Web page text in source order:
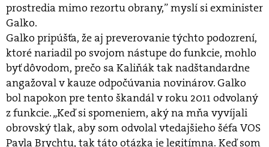
prostredia mimo rezortu obrany,” myslí si exminister
Galko.
Galko pripúšťa, že aj preverovanie týchto podozrení,
ktoré nariadil po svojom nástupe do funkcie, mohlo
byť dôvodom, prečo sa Kaliňák tak nadštandardne
angažoval v kauze odpočúvania novinárov. Galko
bol napokon pre tento škandál v roku 2011 odvolaný
z funkcie. „Keď si spomeniem, aký na mňa vyvíjali
obrovský tlak, aby som odvolal vtedajšieho šéfa VOS
Pavla Brychtu, tak táto otázka je legitímna. Keď som